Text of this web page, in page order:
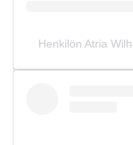
Henkilön Atria